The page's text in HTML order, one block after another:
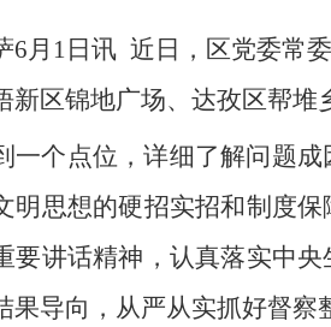
6月1日讯 近日，区党委常
新区锦地广场、达孜区帮堆
一个点位，详细了解问题
明思想的硬招实招和制度
要讲话精神，认真落实中
果导向，从严从实抓好督察